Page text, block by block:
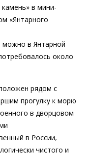
в мини-
«Янтарного
можно в Янтарной
около
рядом с
прогулку к морю
в дворцовом
в России,
чистого и